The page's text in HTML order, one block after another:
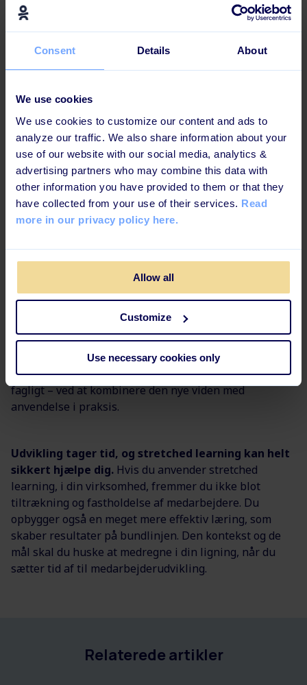
Consent Details About
We use cookies
We use cookies to customize our content and ads to
analyze our traffic. We also share information about your
use of our website with our social media, analytics &
advertising partners who may combine this data with
other information you have provided to them or that they
have collected from your use of their services. Read
more in our privacy policy here.
Allow all
Customize
Use necessary cookies only
fokuserer på de små skridt, du tager for konstant at
blive lidt bedre. Det er i overensstemmelse med
stretched learning.
forskellige variationer skaber du en stabil og mere
forbedre dit læringsindhold, kan du finde inspiration
her!
6. Gør plads til at praktisere den nye læring
“Give me six hours to chop down a tree and I will spend
the first four sharpening the axe.” Mens de berømte
ord fra Abraham Lincoln understreger værdien af
senere at producere, understreger stretched learning
behovet for at gøre brug af sin nye læring undervejs i
det daglige arbejde. I retning af learning by doing.
Det er med andre ord afgørende for effekten af
læringen, at medarbejderen har plads og tid til at
udvikle sig og afprøve den nye viden i praksis. Som et
resultat af dette er vi i stand til at udvikle os bedre
fagligt – ved at kombinere den nye viden med
anvendelse i praksis.
Udvikling tager tid, og stretched learning kan helt
sikkert hjælpe dig. Hvis du anvender stretched
learning, i din virksomhed, fremmer du ikke blot
tiltrækning og fastholdelse af medarbejdere. Du
opbygger også en meget mere effektiv læring, som
skaber resultater på bundlinjen. Den kontekst og de
mål skal du huske at medregne i din ligning, når du
sætter tid af til medarbejderudvikling.
Relaterede artikler